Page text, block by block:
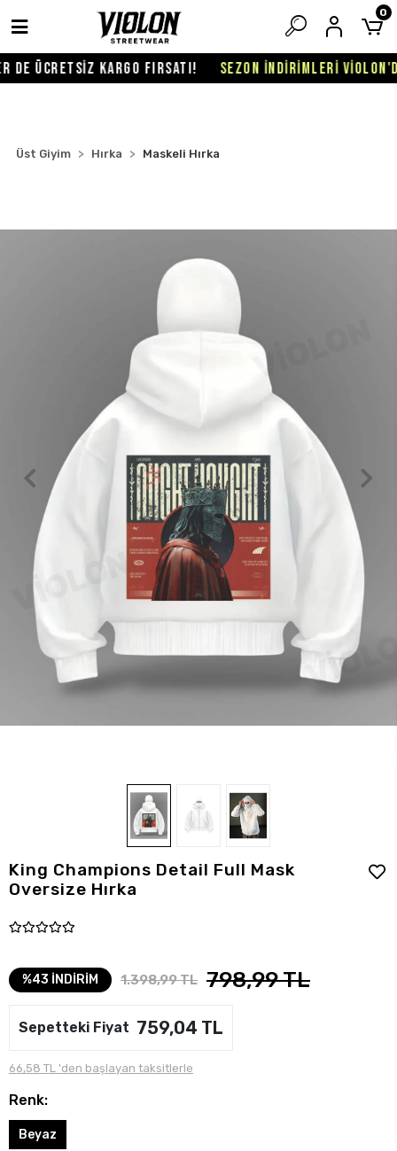
ÜCRETSİZ KARGO FIRSATI! SEZON İNDİRİMLERİ VİOLON'DA
0
Üst Giyim Hırka Maskeli Hırka
King Champions Detail Full Mask
Oversize Hırka
%43 İNDİRİM 1.398,99 TL 798,99 TL
Sepetteki Fiyat 759,04 TL
66,58 TL 'den başlayan taksitlerle
Renk:
Beyaz